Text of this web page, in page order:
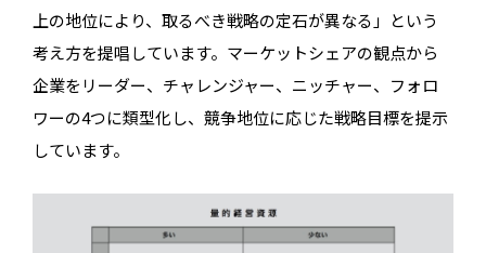
上の地位により、取るべき戦略の定石が異なる」という
考え方を提唱しています。マーケットシェアの観点から
企業をリーダー、チャレンジャー、ニッチャー、フォロ
ワーの4つに類型化し、競争地位に応じた戦略目標を提示
しています。